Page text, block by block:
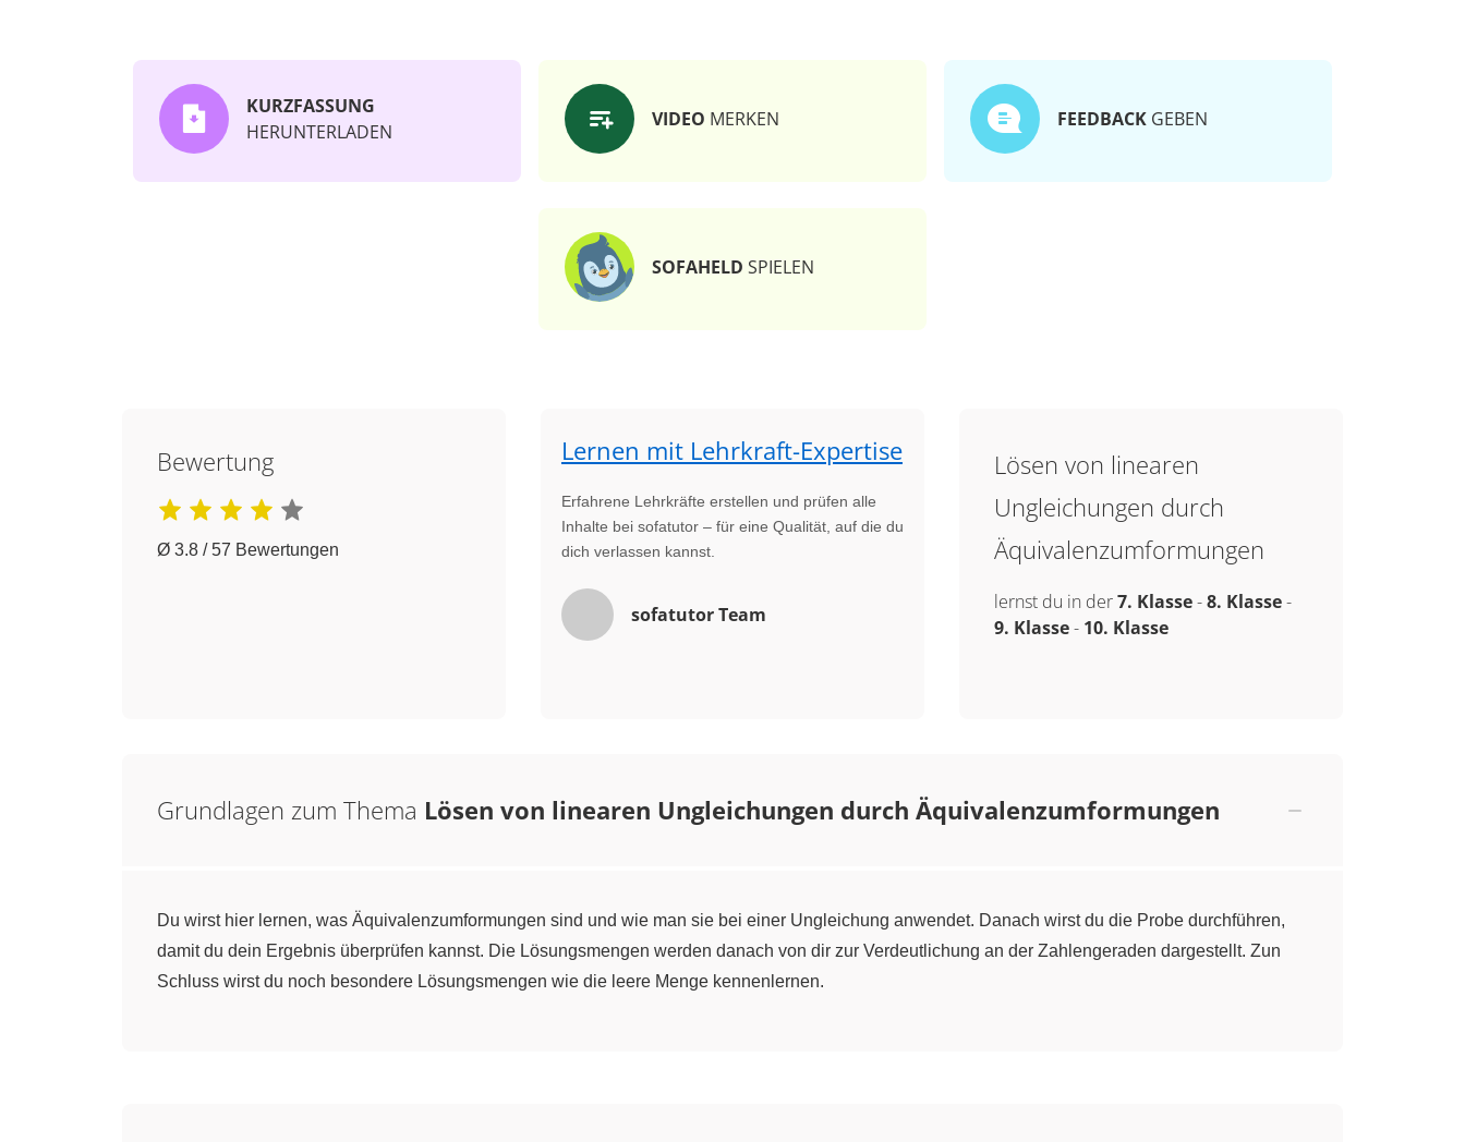
KURZFASSUNG
HERUNTERLADEN
VIDEO MERKEN FEEDBACK GEBEN
SOFAHELD SPIELEN
Bewertung
Ø 3.8 / 57 Bewertungen
Lernen mit Lehrkraft-Expertise
Erfahrene Lehrkräfte erstellen und prüfen alle
Inhalte bei sofatutor – für eine Qualität, auf die du
dich verlassen kannst.
sofatutor Team
Lösen von linearen
Ungleichungen durch
Äquivalenzumformungen
lernst du in der7. Klasse-8. Klasse-
9. Klasse- 10. Klasse
Grundlagen zum Thema Lösen von linearen Ungleichungen durch Äquivalenzumformungen
Du wirst hier lernen, was Äquivalenzumformungen sind und wie man sie bei einer Ungleichung anwendet. Danach wirst du die Probe durchführen,
damit du dein Ergebnis überprüfen kannst. Die Lösungsmengen werden danach von dir zur Verdeutlichung an der Zahlengeraden dargestellt. Zun
Schluss wirst du noch besondere Lösungsmengen wie die leere Menge kennenlernen.